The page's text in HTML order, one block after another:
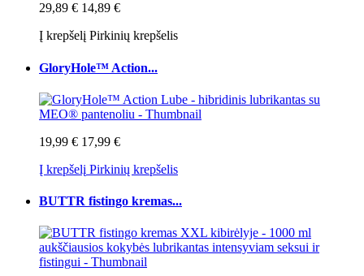
29,89 € 14,89 €
Į krepšelį Pirkinių krepšelis
GloryHole™ Action...
19,99 € 17,99 €
Į krepšelį Pirkinių krepšelis
BUTTR fistingo kremas...